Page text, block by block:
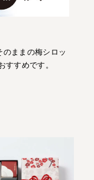
ままの梅シロッ
すめです。